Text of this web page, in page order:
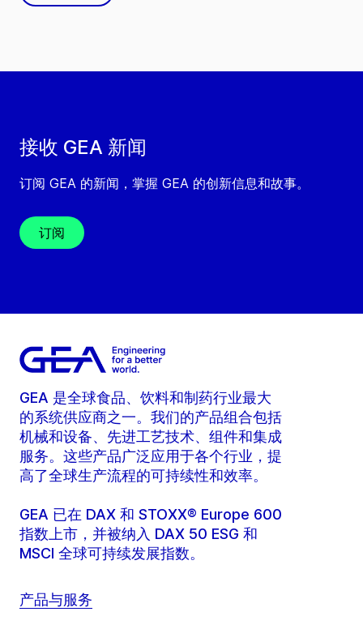
接收 GEA 新闻
订阅 GEA 的新闻，掌握 GEA 的创新信息和故事。
订阅
GEA 是全球食品、饮料和制药行业最大
的系统供应商之一。我们的产品组合包括
机械和设备、先进工艺技术、组件和集成
服务。这些产品广泛应用于各个行业，提
高了全球生产流程的可持续性和效率。
GEA 已在 DAX 和 STOXX® Europe 600
指数上市，并被纳入 DAX 50 ESG 和
MSCI 全球可持续发展指数。
产品与服务